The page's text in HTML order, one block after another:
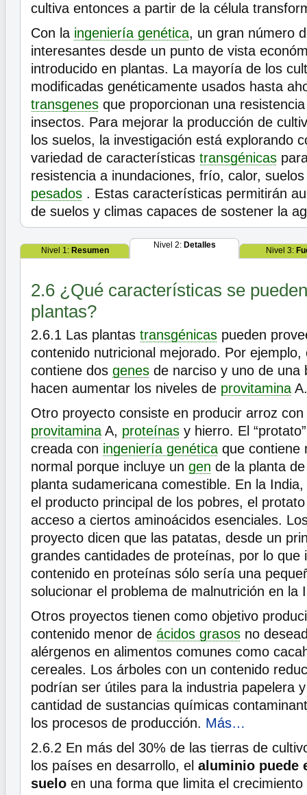
cultiva entonces a partir de la célula
Con la ingeniería genética, un gran número
interesantes desde un punto de vista
introducido en plantas. La mayoría de los
modificadas genéticamente usados hasta
transgenes que proporcionan una
insectos. Para mejorar la producción de
los suelos, la investigación está explorando
variedad de características transgénicas
resistencia a inundaciones, frío, calor,
pesados . Estas características permitirán
de suelos y climas capaces de sostener la
Nivel 1: Resumen
Nivel 2: Detalles
Nivel 3:
2.6 ¿Qué características se
plantas?
2.6.1 Las plantas transgénicas pueden
contenido nutricional mejorado. Por ejemplo,
contiene dos genes de narciso y uno de una
hacen aumentar los niveles de provitamina A.
Otro proyecto consiste en producir arroz
provitamina A, proteínas y hierro. El
creada con ingeniería genética que contiene
normal porque incluye un gen de la planta
planta sudamericana comestible. En la
el producto principal de los pobres, el
acceso a ciertos aminoácidos esenciales.
proyecto dicen que las patatas, desde un
grandes cantidades de proteínas, por lo que
contenido en proteínas sólo sería una
solucionar el problema de malnutrición en la
Otros proyectos tienen como objetivo
contenido menor de ácidos grasos no
alérgenos en alimentos comunes como
cereales. Los árboles con un contenido
podrían ser útiles para la industria papelera
cantidad de sustancias químicas
los procesos de producción. Más…
2.6.2 En más del 30% de las tierras de
los países en desarrollo, el aluminio puede
suelo en una forma que limita el